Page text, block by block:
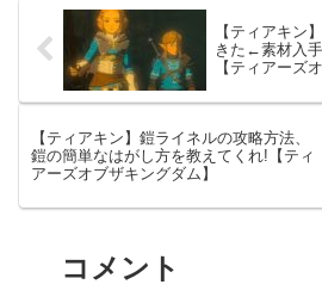
【ティアキン
きた←素材入
【ティアーズ
【ティアキン】鎧ライネルの攻略方法、
鎧の簡単なはがし方を教えてくれ!【ティ
アーズオブザキングダム】
コメント